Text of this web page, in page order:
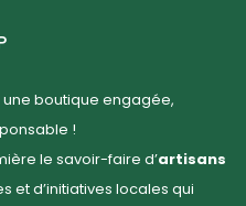
une boutique engagée,
!
le savoir-faire d’artisans
et d’initiatives locales qui